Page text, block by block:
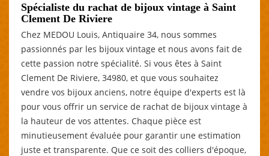
Spécialiste du rachat de bijoux vintage à Saint
Clement De Riviere
Chez MEDOU Louis, Antiquaire 34, nous sommes
passionnés par les bijoux vintage et nous avons fait de
cette passion notre spécialité. Si vous êtes à Saint
Clement De Riviere, 34980, et que vous souhaitez
vendre vos bijoux anciens, notre équipe d'experts est là
pour vous offrir un service de rachat de bijoux vintage à
la hauteur de vos attentes. Chaque pièce est
minutieusement évaluée pour garantir une estimation
juste et transparente. Que ce soit des colliers d'époque,